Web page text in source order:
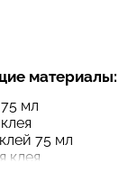
материалы:
мл
75 мл
клея